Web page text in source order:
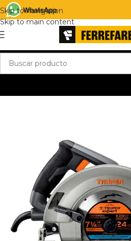
Skip to navigation
Skip to main content